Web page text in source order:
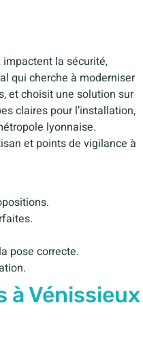
la sécurité,
qui cherche à moderniser
et choisit une solution sur
claires pour l’installation,
lyonnaise.
et points de vigilance à
pose correcte.
à Vénissieux